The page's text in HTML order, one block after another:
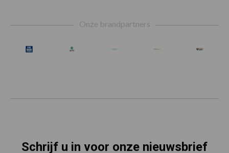
Onze brandpartners
Schrijf u in voor onze nieuwsbrief